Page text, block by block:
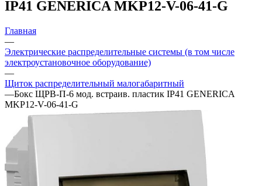
IP41 GENERICA MKP12-V-06-41-G
Главная
—
Электрические распределительные системы (в том числе
электроустановочное оборудование)
—
Щиток распределительный малогабаритный
—Бокс ЩРВ-П-6 мод. встраив. пластик IP41 GENERICA
MKP12-V-06-41-G